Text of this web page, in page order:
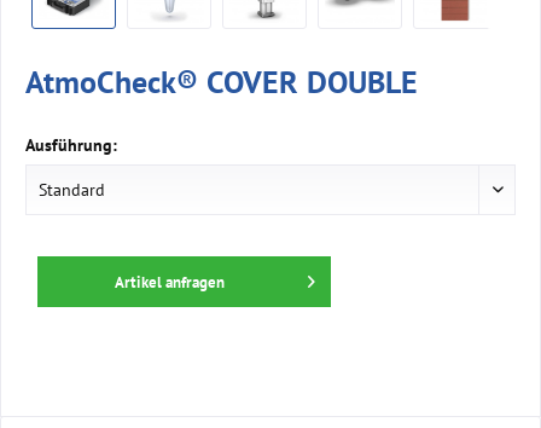
AtmoCheck® COVER DOUBLE
Ausführung:
Artikel anfragen